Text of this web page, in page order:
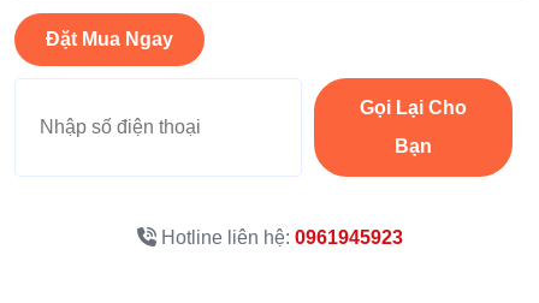
Đặt Mua Ngay
Gọi Lại Cho
Bạn
Hotline liên hệ: 0961945923